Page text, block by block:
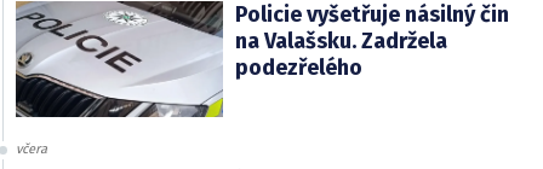
Policie vyšetřuje násilný čin
na Valašsku. Zadržela
podezřelého
včera